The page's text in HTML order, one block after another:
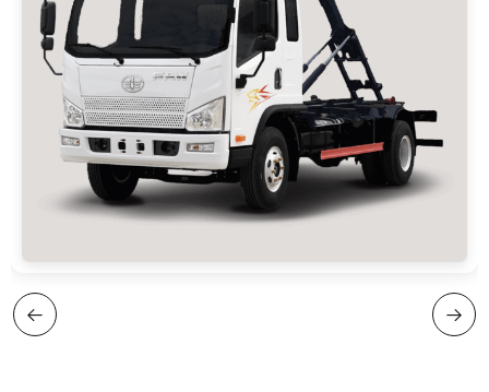
qatorli, 3 o‘rinli Yotoq joyi: 1 dona